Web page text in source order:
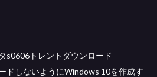
s0606トレントダウンロード
ドしないようにWindows 10を作成す